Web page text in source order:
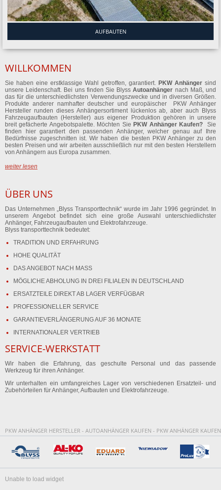
AUFBAUTEN
WILLKOMMEN
Sie haben eine erstklassige Wahl getroffen, garantiert. PKW Anhänger sind
unsere Leidenschaft. Bei uns finden Sie BlyssAutoanhänger nach Maß, und
das für die unterschiedlichsten Verwendungszwecke und in diversen Größen.
Produkte anderer namhafter deutscher und europäischer PKW Anhänger
Hersteller runden dieses Anhängersortiment lückenlos ab, aber auch Blyss
Fahrzeugaufbauten (Hersteller) aus eigener Produktion gehören in unsere
breit gefächerte Angebotspalette. Möchten Sie PKW Anhänger Kaufen? Sie
finden hier garantiert den passenden Anhänger, welcher genau auf Ihre
Bedürfnisse zugeschnitten ist. Wir haben die besten PKW Anhänger zu den
besten Preisen und wir arbeiten ausschließlich nur mit den besten Herstellern
von Anhängern aus Europa zusammen.
weiter lesen
ÜBER UNS
Das Unternehmen „Blyss Transporttechnik“ wurde im Jahr 1996 gegründet. In
unserem Angebot befindet sich eine große Auswahl unterschiedlichster
Anhänger, Fahrzeugaufbauten und Elektrofahrzeuge.
Blyss transporttechnik bedeutet:
TRADITION UND ERFAHRUNG
HOHE QUALITÄT
DAS ANGEBOT NACH MASS
MÖGLICHE ABHOLUNG IN DREI FILIALEN IN DEUTSCHLAND
ERSATZTEILE DIREKT AB LAGER VERFÜGBAR
PROFESSIONELLER SERVICE
GARANTIEVERLÄNGERUNG AUF 36 MONATE
INTERNATIONALER VERTRIEB
SERVICE-WERKSTATT
Wir haben die Erfahrung, das geschulte Personal und das passende
Werkzeug für ihren Anhänger.
Wir unterhalten ein umfangreiches Lager von verschiedenen Ersatzteil- und
Zubehörteilen für Anhänger, Aufbauten und Elektrofahrzeuge.
PKW ANHÄNGER HERSTELLER - AUTOANHÄNGER KAUFEN - PKW ANHÄNGER KAUFEN
Unable to load widget